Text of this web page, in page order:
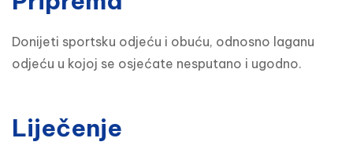
Donijeti sportsku odjeću i obuću, odnosno laganu
odjeću u kojoj se osjećate nesputano i ugodno.
Liječenje